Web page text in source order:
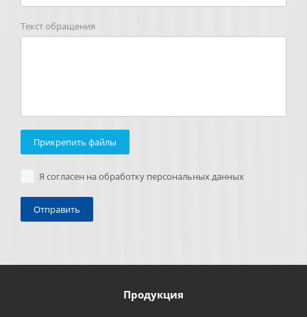
Текст обращения
Прикрепить файлы
Я согласен на обработку персональных данных
Продукция